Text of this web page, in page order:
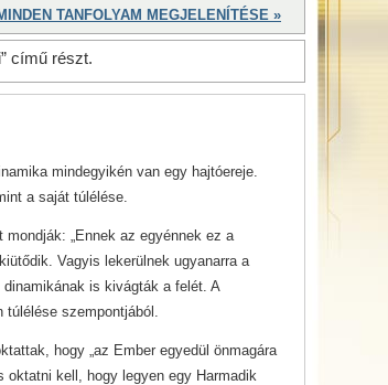
TANFOLYAM MEGJELENÍTÉSE »
című részt.
mindegyikén van egy hajtóereje.
a saját túlélése.
„Ennek az egyénnek ez a
kiütődik. Vagyis lekerülnek ugyanarra a
is kivágták a felét. A
szempontjából.
hogy „az Ember egyedül önmagára
oktatni kell, hogy legyen egy Harmadik